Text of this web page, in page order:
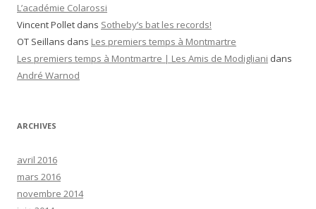
L’académie Colarossi
Vincent Pollet dans Sotheby’s bat les records!
OT Seillans dans Les premiers temps à Montmartre
Les premiers temps à Montmartre | Les Amis de Modigliani dans
André Warnod
ARCHIVES
avril 2016
mars 2016
novembre 2014